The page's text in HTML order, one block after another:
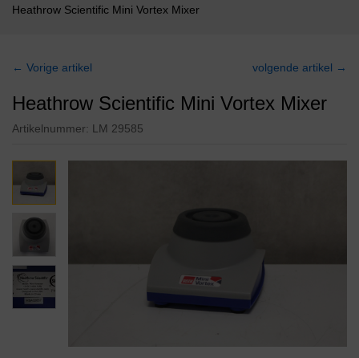
Heathrow Scientific Mini Vortex Mixer
← Vorige artikel volgende artikel →
Heathrow Scientific Mini Vortex Mixer
Artikelnummer: LM 29585